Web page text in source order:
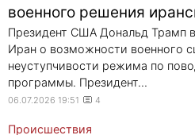
военного решения
Президент США Дональд Трамп
Иран о возможности военного
неуступчивости режима по
программы. Президент...
06.07.2026 19:51 4
Происшествия